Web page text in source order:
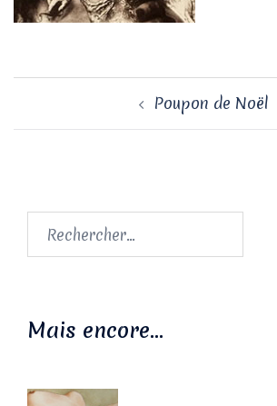
Poupon de Noël
Rechercher :
Mais encore…